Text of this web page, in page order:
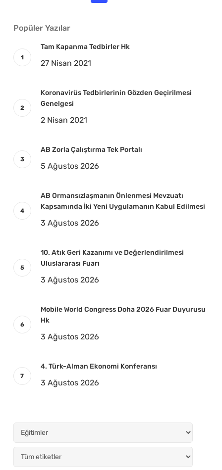
Popüler Yazılar
Tam Kapanma Tedbirler Hk
27 Nisan 2021
Koronavirüs Tedbirlerinin Gözden Geçirilmesi
Genelgesi
2 Nisan 2021
AB Zorla Çalıştırma Tek Portalı
5 Ağustos 2026
AB Ormansızlaşmanın Önlenmesi Mevzuatı
Kapsamında İki Yeni Uygulamanın Kabul Edilmesi
3 Ağustos 2026
10. Atık Geri Kazanımı ve Değerlendirilmesi
Uluslararası Fuarı
3 Ağustos 2026
Mobile World Congress Doha 2026 Fuar Duyurusu
Hk
3 Ağustos 2026
4. Türk-Alman Ekonomi Konferansı
3 Ağustos 2026